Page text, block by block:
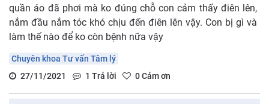
quần áo đã phơi mà ko đúng chỗ con cảm thấy điên lên,
nắm đầu nắm tóc khó chịu đến điên lên vậy. Con bị gì và
làm thế nào để ko còn bệnh nữa vậy
Chuyên khoa Tư vấn Tâm lý
27/11/2021
1 Trả lời 0Cảm ơn